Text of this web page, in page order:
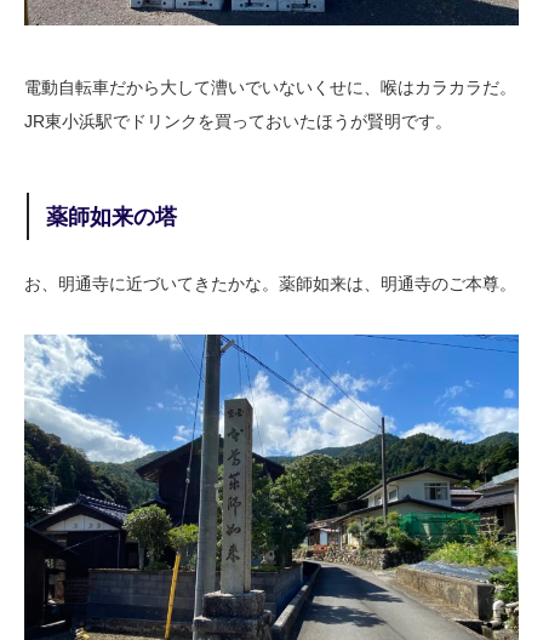
電動自転車だから大して漕いでいないくせに、喉はカラカラだ。
JR東小浜駅でドリンクを買っておいたほうが賢明です。
薬師如来の塔
お、明通寺に近づいてきたかな。薬師如来は、明通寺のご本尊。